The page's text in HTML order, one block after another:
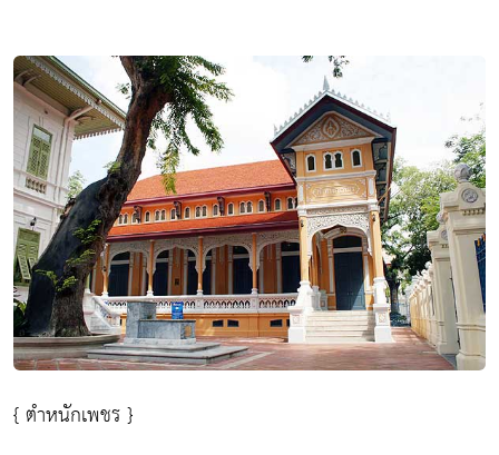
{ ตำหนักเพชร }